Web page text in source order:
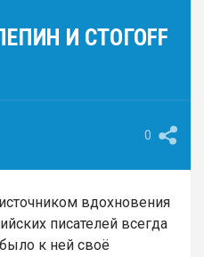
И СТОГОFF
0
вдохновения
писателей всегда
к ней своё